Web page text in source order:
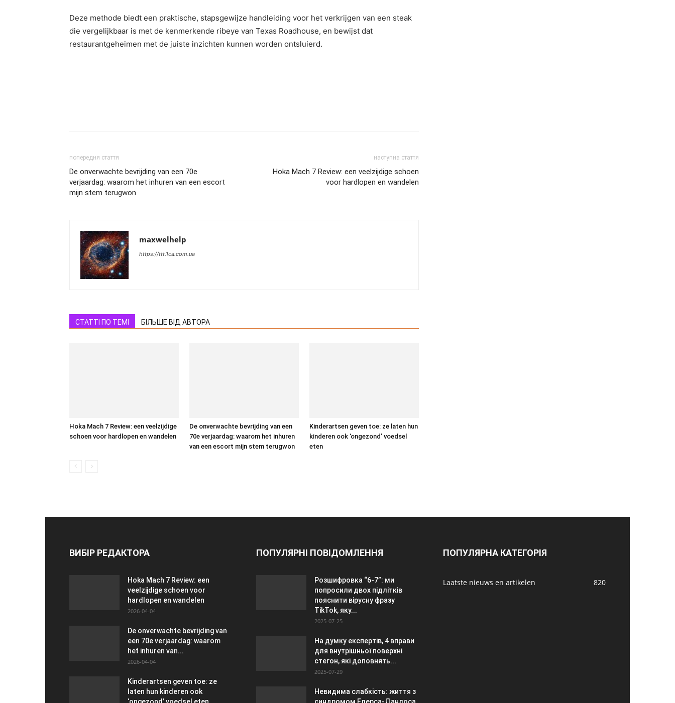
Deze methode biedt een praktische, stapsgewijze handleiding voor het verkrijgen van een steak
die vergelijkbaar is met de kenmerkende ribeye van Texas Roadhouse, en bewijst dat
restaurantgeheimen met de juiste inzichten kunnen worden ontsluierd.
попередня стаття
De onverwachte bevrijding van een 70e
verjaardag: waarom het inhuren van een escort
mijn stem terugwon
наступна стаття
Hoka Mach 7 Review: een veelzijdige schoen
voor hardlopen en wandelen
maxwelhelp
https://ttt.1ca.com.ua
СТАТТІ ПО ТЕМІ БІЛЬШЕ ВІД АВТОРА
Hoka Mach 7 Review: een veelzijdige
schoen voor hardlopen en wandelen
De onverwachte bevrijding van een
70e verjaardag: waarom het inhuren
van een escort mijn stem terugwon
Kinderartsen geven toe: ze laten hun
kinderen ook ‘ongezond’ voedsel
eten
ВИБІР РЕДАКТОРА
Hoka Mach 7 Review: een
veelzijdige schoen voor
hardlopen en wandelen
2026-04-04
De onverwachte bevrijding van
een 70e verjaardag: waarom
het inhuren van...
2026-04-04
Kinderartsen geven toe: ze
laten hun kinderen ook
ПОПУЛЯРНІ ПОВІДОМЛЕННЯ
Розшифровка “6-7”: ми
попросили двох підлітків
пояснити вірусну фразу
TikTok, яку...
2025-07-25
На думку експертів, 4 вправи
для внутрішньої поверхні
стегон, які доповнять...
2025-07-29
Невидима слабкість: життя з
ПОПУЛЯРНА КАТЕГОРІЯ
Laatste nieuws en artikelen 820